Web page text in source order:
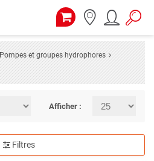
Pompes et groupes hydrophores
Afficher :
Filtres